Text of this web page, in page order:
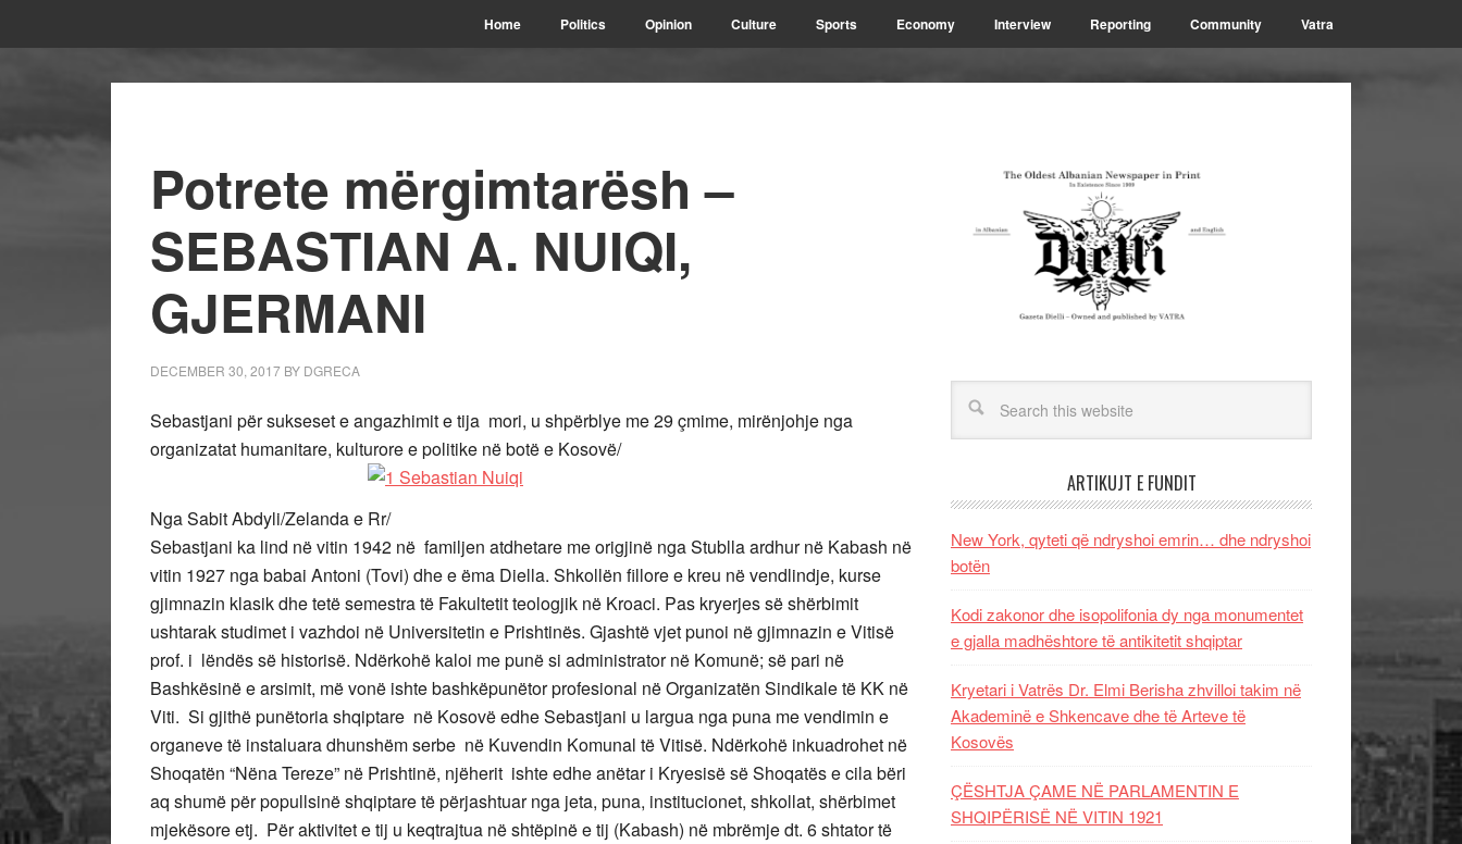
Home Politics Opinion Culture Sports Economy Interview Reporting Community Vatra
Potrete mërgimtarësh –
SEBASTIAN A. NUIQI,
GJERMANI
DECEMBER 30, 2017 BY DGRECA
Sebastjani për sukseset e angazhimit e tija mori, u shpërblye me 29 çmime, mirënjohje nga
organizatat humanitare, kulturore e politike në botë e Kosovë/
Nga Sabit Abdyli/Zelanda e Rr/
Sebastjani ka lind në vitin 1942 në familjen atdhetare me origjinë nga Stublla ardhur në Kabash në
vitin 1927 nga babai Antoni (Tovi) dhe e ëma Diella. Shkollën fillore e kreu në vendlindje, kurse
gjimnazin klasik dhe tetë semestra të Fakultetit teologjik në Kroaci. Pas kryerjes së shërbimit
ushtarak studimet i vazhdoi në Universitetin e Prishtinës. Gjashtë vjet punoi në gjimnazin e Vitisë
prof. i lëndës së historisë. Ndërkohë kaloi me punë si administrator në Komunë; së pari në
Bashkësinë e arsimit, më vonë ishte bashkëpunëtor profesional në Organizatën Sindikale të KK në
Viti. Si gjithë punëtoria shqiptare në Kosovë edhe Sebastjani u largua nga puna me vendimin e
organeve të instaluara dhunshëm serbe në Kuvendin Komunal të Vitisë. Ndërkohë inkuadrohet në
Shoqatën “Nëna Tereze” në Prishtinë, njëherit ishte edhe anëtar i Kryesisë së Shoqatës e cila bëri
aq shumë për popullsinë shqiptare të përjashtuar nga jeta, puna, institucionet, shkollat, shërbimet
mjekësore etj. Për aktivitet e tij u keqtrajtua në shtëpinë e tij (Kabash) në mbrëmje dt. 6 shtator të
ARTIKUJT E FUNDIT
New York, qyteti që ndryshoi emrin… dhe ndryshoi
botën
Kodi zakonor dhe isopolifonia dy nga monumentet
e gjalla madhështore të antikitetit shqiptar
Kryetari i Vatrës Dr. Elmi Berisha zhvilloi takim në
Akademinë e Shkencave dhe të Arteve të
Kosovës
ÇËSHTJA ÇAME NË PARLAMENTIN E
SHQIPËRISË NË VITIN 1921